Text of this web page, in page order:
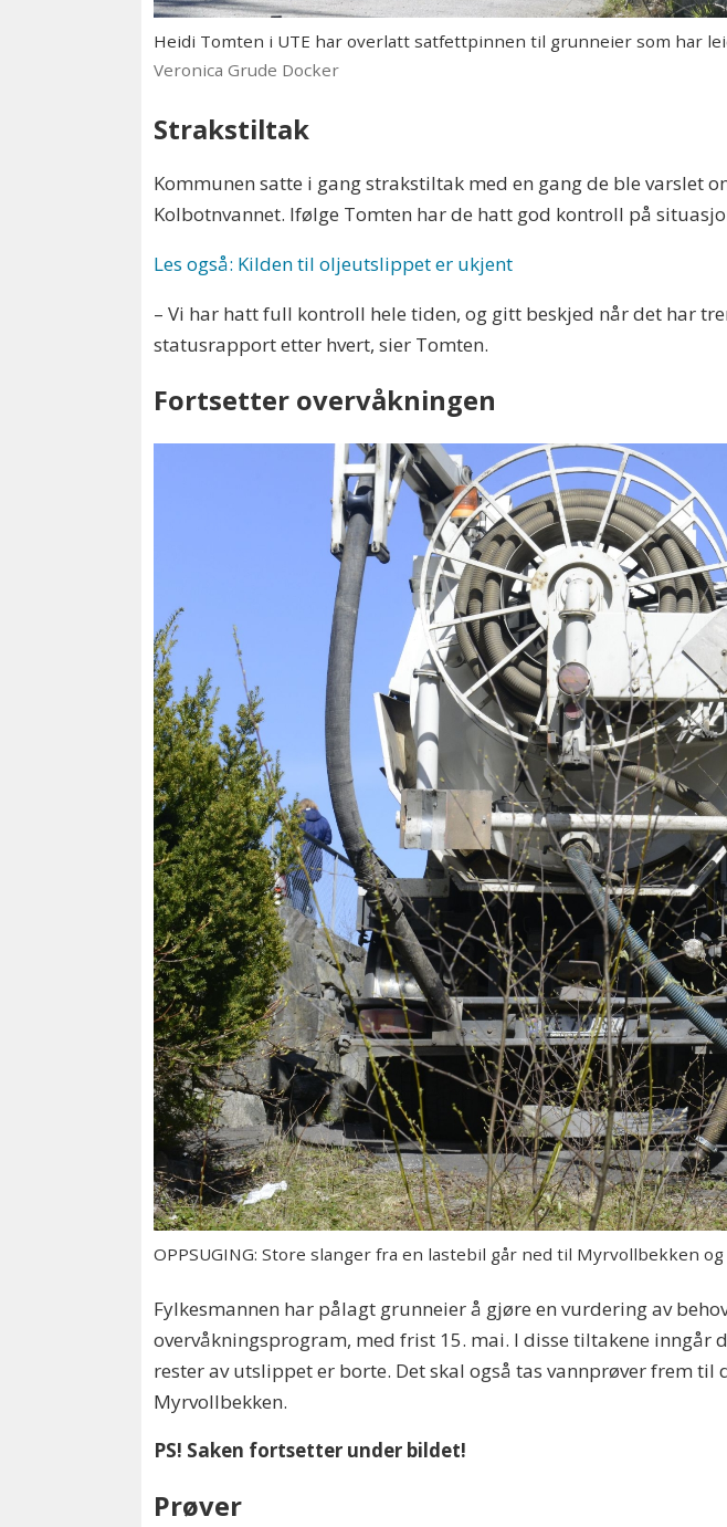
Heidi Tomten i UTE har overlatt satfettpinnen til grunneier som har
Veronica Grude Docker
Strakstiltak
Kommunen satte i gang strakstiltak med en gang de ble varslet
Kolbotnvannet. Ifølge Tomten har de hatt god kontroll på
Les også: Kilden til oljeutslippet er ukjent
– Vi har hatt full kontroll hele tiden, og gitt beskjed når det har
statusrapport etter hvert, sier Tomten.
Fortsetter overvåkningen
OPPSUGING: Store slanger fra en lastebil går ned til Myrvollbekken
Fylkesmannen har pålagt grunneier å gjøre en vurdering av
overvåkningsprogram, med frist 15. mai. I disse tiltakene
rester av utslippet er borte. Det skal også tas vannprøver frem
Myrvollbekken.
PS! Saken fortsetter under bildet!
Prøver